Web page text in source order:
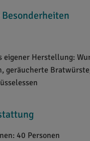
eigener Herstellung:
geräucherte
40 Personen